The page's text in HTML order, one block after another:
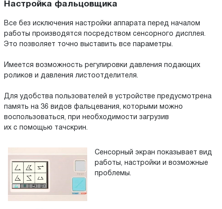
Настройка фальцовщика
Все без исключения настройки аппарата перед началом
работы производятся посредством сенсорного дисплея.
Это позволяет точно выставить все параметры.
Имеется возможность регулировки давления подающих
роликов и давления листоотделителя.
Для удобства пользователей в устройстве предусмотрена
память на 36 видов фальцевания, которыми можно
воспользоваться, при необходимости загрузив
их с помощью тачскрин.
Сенсорный экран показывает вид
работы, настройки и возможные
проблемы.